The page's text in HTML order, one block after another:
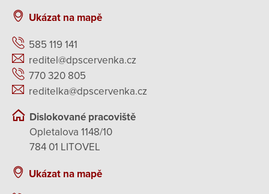
Ukázat na mapě
585 119 141
reditel@dpscervenka.cz
770 320 805
reditelka@dpscervenka.cz
Dislokované pracoviště
Opletalova 1148/10
784 01 LITOVEL
Ukázat na mapě